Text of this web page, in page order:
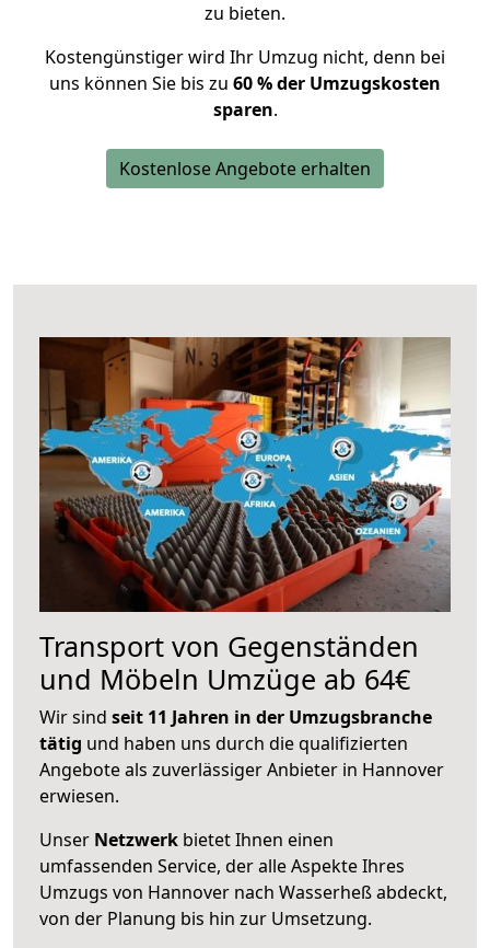
zu bieten.
Kostengünstiger wird Ihr Umzug nicht, denn bei
uns können Sie bis zu 60 % der Umzugskosten
sparen.
Kostenlose Angebote erhalten
Transport von Gegenständen
und Möbeln Umzüge ab 64€
Wir sind seit 11 Jahren in der Umzugsbranche
tätig und haben uns durch die qualifizierten
Angebote als zuverlässiger Anbieter in Hannover
erwiesen.
Unser Netzwerk bietet Ihnen einen
umfassenden Service, der alle Aspekte Ihres
Umzugs von Hannover nach Wasserheß abdeckt,
von der Planung bis hin zur Umsetzung.